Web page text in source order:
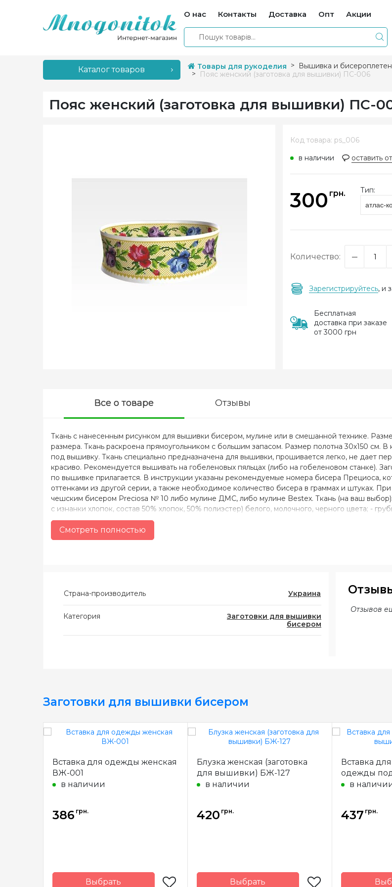
О нас Контакты Доставка Опт Акции
Каталог товаров Товары для рукоделия Вышивка и
Пояс женский (заготовка для вышивки) ПС-006
Пояс женский (заготовка для вышивки) ПС-
Код товара: ps_006
в наличии
оставить
300 грн. Тип:
атлас-
Количество:
Зарегистрируйтесь, и
Бесплатная
доставка при заказе
от 3000 грн
Все о товаре Отзывы
Ткань с нанесенным рисунком для вышивки бисером, мулине или в смешанной технике.
размера. Ткань раскроена прямоугольником с большим запасом. Размер полотна 30х150 см.
под вышивку. Ткань специально предназначена для вышивки, прошивается легко, не дает
красиво. Рекомендуется вышивать на гобеленовых пяльцах (либо на гобеленовом станке).
по вышивке прилагается. В инструкции указаны рекомендуемые номера бисера Прециоса,
оттенками из другой серии, а также необходимое количество бисера в граммах и штуках.
чешским бисером Preciosa № 10 либо мулине ДМС, либо мулине Bestex. Ткань (на ваш выбор):
с изнанки хлопок, состав 50% хлопок, 50% полиэстер) белого, молочного, черного цвета; -
черного цвета; - домотканое полотно (состав 50% хлопок, 50% полиэстер) белого, молочного,
Смотреть полностью
Страна-производитель Украина
Категория
Заготовки для вышивки
бисером
Отзывов
Заготовки для вышивки бисером
Вставка для одежды женская
ВЖ-001
в наличии
386 грн.
Выбрать
Блузка женская (заготовка
для вышивки) БЖ-127
в наличии
420 грн.
Выбрать
Вставка
одежды
в
437 грн.